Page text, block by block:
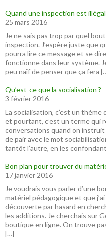
Quand une inspection est
25 mars 2016
Je ne sais pas trop par quel
inspection. J’espère juste que
pourra lire ce message et se
fonctionne dans leur système.
peu naïf de penser que ça fera
Qu’est-ce que la socialisation ?
3 février 2016
La socialisation, c’est un thème
et pourtant, c’est un terme qui
conversations quand on instruit
de pair avec le mot
tantôt l’autre, en les
Bon plan pour trouver du
17 janvier 2016
Je voudrais vous parler d’une
matériel pédagogique et que
découverte par hasard en
les additions. Je cherchais sur
boutique en ligne. On trouve
[…]